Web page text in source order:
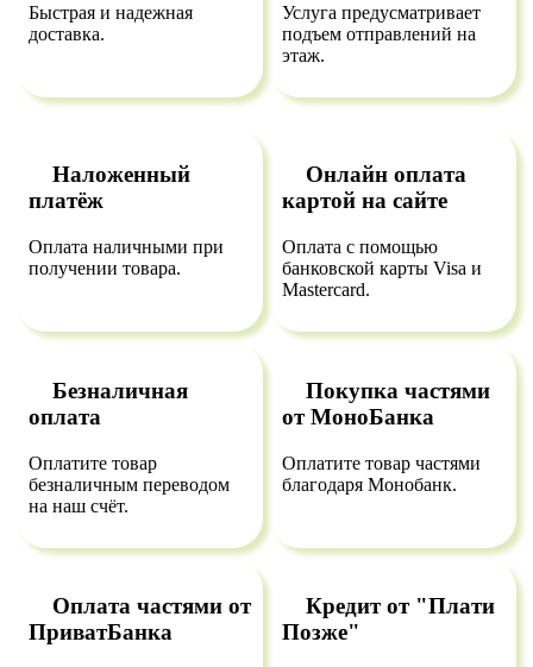
Быстрая и надежная
доставка.
Услуга предусматривает
подъем отправлений на
этаж.
Наложенный
платёж
Оплата наличными при
получении товара.
Онлайн оплата
картой на сайте
Оплата с помощью
банковской карты Visa и
Mastercard.
Безналичная
оплата
Оплатите товар
безналичным переводом
на наш счёт.
Покупка частями
от МоноБанка
Оплатите товар частями
благодаря Монобанк.
Оплата частями от
ПриватБанка
Кредит от "Плати
Позже"